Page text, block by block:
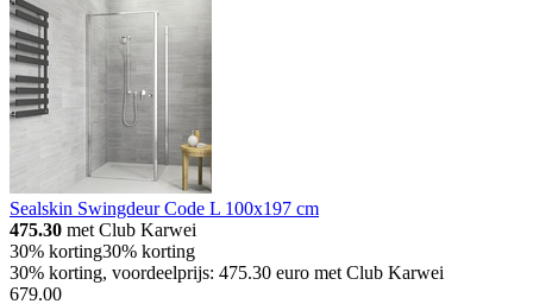
Sealskin Swingdeur Code L 100x197 cm
475.30 met Club Karwei
30% korting30% korting
30% korting, voordeelprijs: 475.30 euro met Club Karwei
679.00